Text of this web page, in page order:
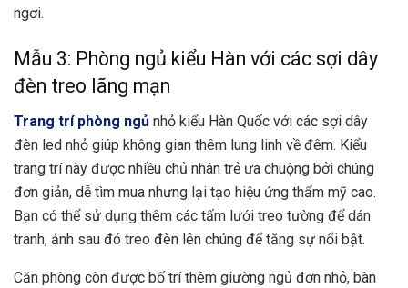
ngơi.
Mẫu 3: Phòng ngủ kiểu Hàn với các sợi dây
đèn treo lãng mạn
Trang trí phòng ngủ nhỏ kiểu Hàn Quốc với các sợi dây
đèn led nhỏ giúp không gian thêm lung linh về đêm. Kiểu
trang trí này được nhiều chủ nhân trẻ ưa chuộng bởi chúng
đơn giản, dễ tìm mua nhưng lại tạo hiệu ứng thẩm mỹ cao.
Bạn có thể sử dụng thêm các tấm lưới treo tường để dán
tranh, ảnh sau đó treo đèn lên chúng để tăng sự nổi bật.
Căn phòng còn được bố trí thêm giường ngủ đơn nhỏ, bàn